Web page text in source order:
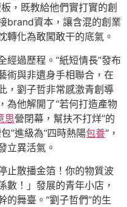
，既教給他們實打實的創
brand資本，讓含混的創業
轉化為敢闖敢干的底氣。
經過歷程。“紙短情長”發布
術與非遺身手相聯合，在
，劉子哲非常感激青創導
為他解開了“若何打造產物
思營閉幕，幫扶不打烊”的
”進級為“四時熱陽包養”，
立異活氣。
止散播金箔！你的物質波
數！」發展的青年小店，
的舞臺。“劉子哲們”的生